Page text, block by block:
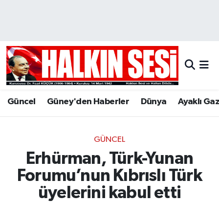
Güncel Güney'den Haberler Dünya Ayaklı
GÜNCEL
Erhürman, Türk-Yunan
Forumu’nun Kıbrıslı Türk
üyelerini kabul etti
Hava Durumu
Trafik Durumu
Son Dakika Haberleri
Haber Arşivi